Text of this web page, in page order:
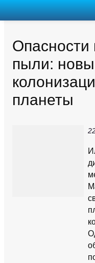
Опасности
пыли:
планеты